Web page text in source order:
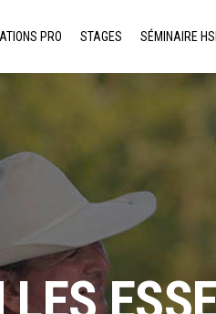
PRO STAGES SÉMINAIRE HSI